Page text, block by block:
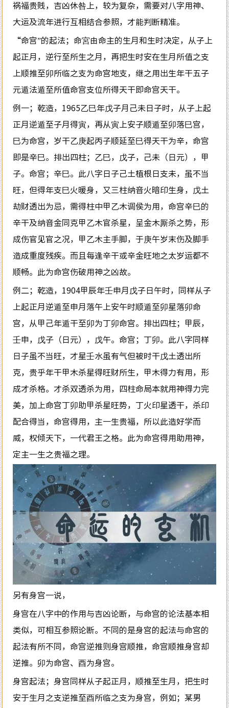
祸福贵贱，吉凶休咎上，较为复杂，需要对八字用神、
大运及流年进行互相结合参照，才能判断精准。
“命宫”的起法；命宮由命主的生月和生时决定，从子上
起正月，逆行至所生之月，再把生时安在生月所值之支
上顺推至卯所临之支为命宫地支，继之用出生年干五子
元遁法遁至所值命宫支位所得天干即命宫天干。
例一；乾造，1965乙巳年戊子月己未日子时，从子上起
正月逆遁至子月得寅，再从寅上安子顺遁至卯落巳宫，
巳为命宫，岁干乙庚起丙子顺延至巳得天干为辛，命宫
即是辛巳。排出四柱；乙巳，戊子，己未（日元），甲
子。命宫；辛巳。此八字日子己土植根日支未，虽不当
旺，但得年支巳火暖身，又三柱纳音火暗印生身，戊土
劫财透出为忌，需得柱中甲乙木调侯为用，命宫辛巳的
辛干及纳音金同克甲乙木官杀星，呈金木厮杀之势，形
成伤官见官之况，甲乙木主手脚，于庚午岁末伤及脚手
造成重度残疾。而且每逢辛干或辛金旺地之太岁运都不
顺畅。此为命宫伤破用神之凶故。
例二；乾造，1904甲辰年壬申月戊子日午时，同样从子
上起正月逆遁至申月落午上安午时顺遁至卯星落卯命
宫，从甲己年遁干至卯为丁卯命宫。排出四柱；甲辰，
壬申，戊子（日元），戊午。命宫；丁卯。此八字同样
日子虽不当旺，才星壬水虽有气但被时干戊土透出所
克，贵乎年干甲木杀星得旺财所生，甲木得力有用，形
成才杀格。才杀双透杀为用，四柱命局本就用神得力完
美，加上命宫丁卯助甲杀星旺势，丁火印星透干，杀印
配合得当，命宫得用，主一生贵福，所以此造好学而
威，权倾天下，一代君王之格。此为命宫得用助用神，
定主一生之贵福之理。
另有身宫一说，
身宫在八字中的作用与吉凶论断，与命宫的论法基本相
类似，可相互参照论断。不同的是身宫的起法与命宫的
起法有所不同，命宫逆推则身宫顺推，命宫顺推身宫却
逆推。卯为命宫、酉为身宫。
身宫起法；身宫同样从子起正月，顺推至生月，把生时
安于生月之支逆推至酉所临之支为身宫，例如；某男